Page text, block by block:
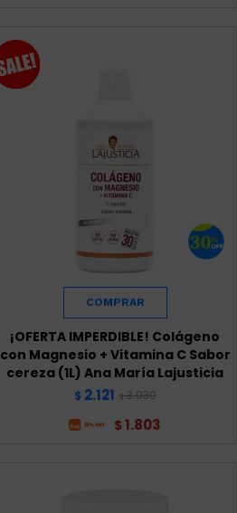
¡OFERTA IMPERDIBLE! Colágeno
con Magnesio + Vitamina C Sabor
cereza (1L) Ana María Lajusticia
$ 2.121 $ 3.030
$ 1.803